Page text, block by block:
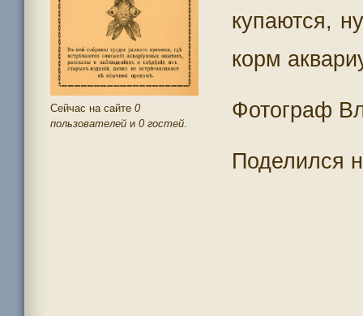
купаются,
корм
Фотограф
Поделился
Сейчас на сайте 0
пользователей и 0 гостей.